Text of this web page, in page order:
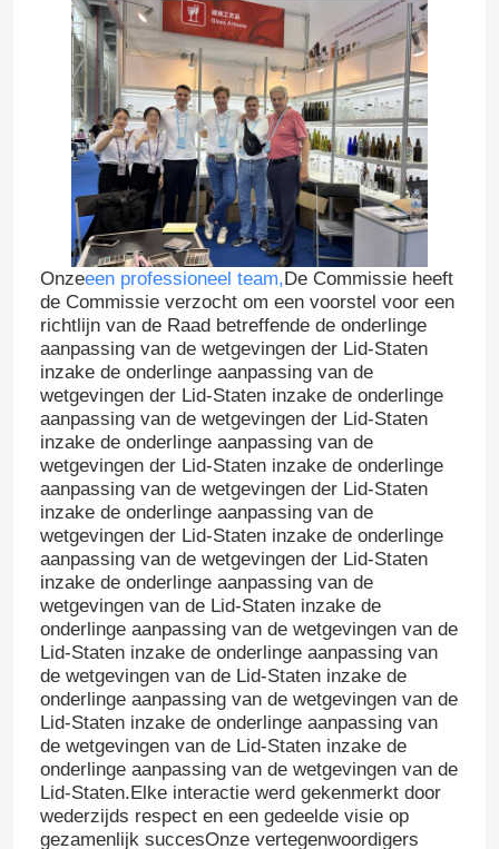
Onzeeen professioneel team,De Commissie heeft
de Commissie verzocht om een voorstel voor een
richtlijn van de Raad betreffende de onderlinge
aanpassing van de wetgevingen der Lid-Staten
inzake de onderlinge aanpassing van de
wetgevingen der Lid-Staten inzake de onderlinge
aanpassing van de wetgevingen der Lid-Staten
inzake de onderlinge aanpassing van de
wetgevingen der Lid-Staten inzake de onderlinge
aanpassing van de wetgevingen der Lid-Staten
inzake de onderlinge aanpassing van de
wetgevingen der Lid-Staten inzake de onderlinge
aanpassing van de wetgevingen der Lid-Staten
inzake de onderlinge aanpassing van de
wetgevingen van de Lid-Staten inzake de
onderlinge aanpassing van de wetgevingen van de
Lid-Staten inzake de onderlinge aanpassing van
de wetgevingen van de Lid-Staten inzake de
onderlinge aanpassing van de wetgevingen van de
Lid-Staten inzake de onderlinge aanpassing van
de wetgevingen van de Lid-Staten inzake de
onderlinge aanpassing van de wetgevingen van de
Lid-Staten.Elke interactie werd gekenmerkt door
wederzijds respect en een gedeelde visie op
gezamenlijk succesOnze vertegenwoordigers